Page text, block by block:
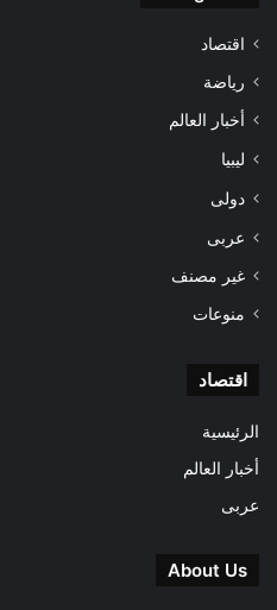
اقتصاد
رياضة
أخبار العالم
ليبيا
دولى
عربى
غير مصنف
منوعات
اقتصاد
الرئيسية
أخبار العالم
عربى
About Us